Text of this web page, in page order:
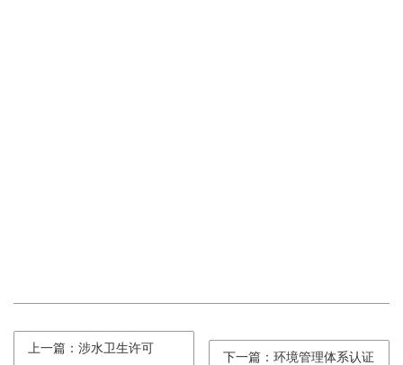
上一篇：涉水卫生许可
下一篇：环境管理体系认证